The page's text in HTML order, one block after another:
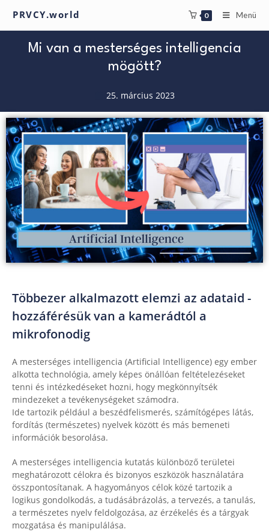
PRVCY.world 0 Menü
Mi van a mesterséges intelligencia
mögött?
25. március 2023
Többezer alkalmazott elemzi az adataid -
hozzáférésük van a kamerádtól a
mikrofonodig
A mesterséges intelligencia (Artificial Intelligence) egy ember
alkotta technológia, amely képes önállóan feltételezéseket
tenni és intézkedéseket hozni, hogy megkönnyítsék
mindezeket a tevékenységeket számodra.
Ide tartozik például a beszédfelismerés, számítógépes látás,
fordítás (természetes) nyelvek között és más bemeneti
információk besorolása.
A mesterséges intelligencia kutatás különböző területei
meghatározott célokra és bizonyos eszközök használatára
összpontosítanak. A hagyományos célok közé tartozik a
logikus gondolkodás, a tudásábrázolás, a tervezés, a tanulás,
a természetes nyelv feldolgozása, az érzékelés és a tárgyak
mozgatása és manipulálása.